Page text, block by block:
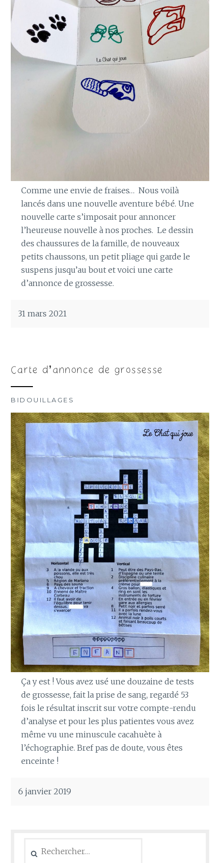
Comme une envie de fraises… Nous voilà
lancés dans une nouvelle aventure bébé. Une
nouvelle carte s’imposait pour annoncer
l’heureuse nouvelle à nos proches. Le dessin
des chaussures de la famille, de nouveaux
petits chaussons, un petit pliage qui garde le
suspens jusqu’au bout et voici une carte
d’annonce de grossesse.
31 mars 2021
Carte d’annonce de grossesse
BIDOUILLAGES
Ça y est ! Vous avez usé une douzaine de tests
de grossesse, fait la prise de sang, regardé 53
fois le résultat inscrit sur votre compte-rendu
d’analyse et pour les plus patientes vous avez
même vu une minuscule cacahuète à
l’échographie. Bref pas de doute, vous êtes
enceinte !
6 janvier 2019